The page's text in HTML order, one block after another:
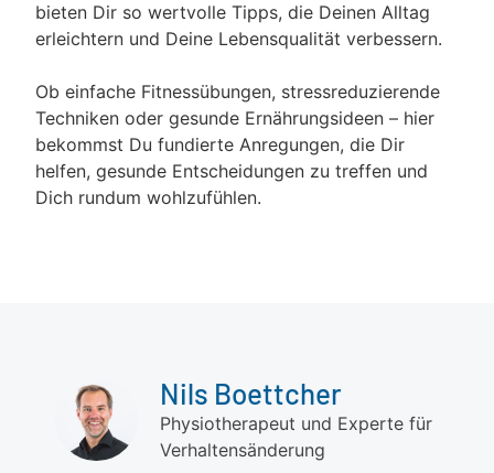
bieten Dir so wertvolle Tipps, die Deinen Alltag
erleichtern und Deine Lebensqualität verbessern.
Ob einfache Fitnessübungen, stressreduzierende
Techniken oder gesunde Ernährungsideen – hier
bekommst Du fundierte Anregungen, die Dir
helfen, gesunde Entscheidungen zu treffen und
Dich rundum wohlzufühlen.
Nils Boettcher
Physiotherapeut und Experte für
Verhaltensänderung